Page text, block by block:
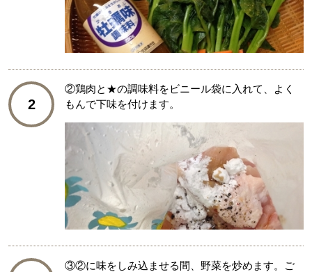
2
②鶏肉と★の調味料をビニール袋に入れて、よく
もんで下味を付けます。
③②に味をしみ込ませる間、野菜を炒めます。ご